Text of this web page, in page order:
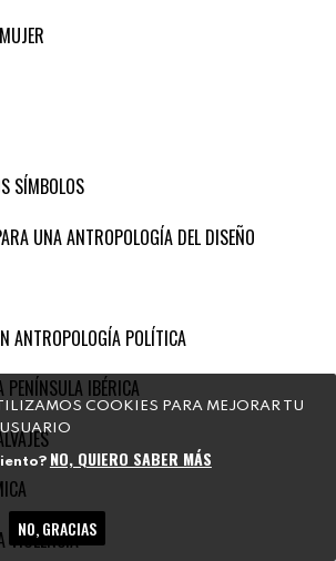
SÍMBOLOS
UNA ANTROPOLOGÍA DEL DISEÑO
ANTROPOLOGÍA POLÍTICA
PENÍNSULA IBÉRICA
VIOLENCIA
COOKIES PARA MEJORAR TU
NO, QUIERO SABER MÁS
NO, GRACIAS